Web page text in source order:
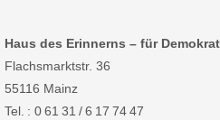
Haus des Erinnerns – für
Flachsmarktstr. 36
55116 Mainz
Tel. : 0 61 31 / 6 17 74 47